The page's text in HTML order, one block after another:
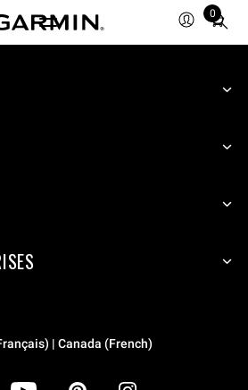
0
Total
items
cart:
| Canada (French)